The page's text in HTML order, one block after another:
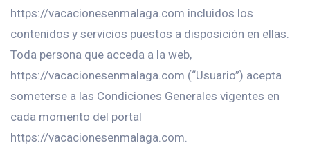
https://vacacionesenmalaga.com incluidos los
contenidos y servicios puestos a disposición en ellas.
Toda persona que acceda a la web,
https://vacacionesenmalaga.com (“Usuario”) acepta
someterse a las Condiciones Generales vigentes en
cada momento del portal
https://vacacionesenmalaga.com.